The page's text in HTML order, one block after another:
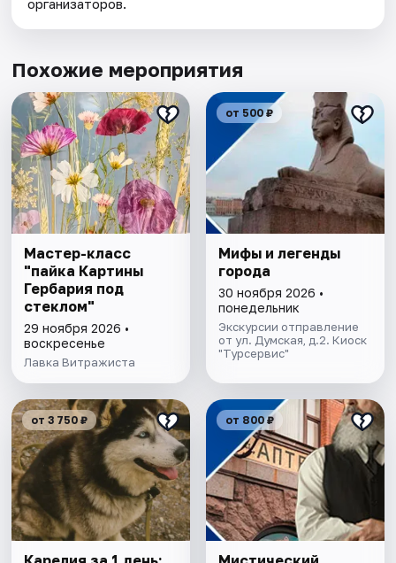
организаторов.
Похожие мероприятия
Мастер-класс
"пайка Картины
Гербария под
стеклом"
29 ноября 2026 •
воскресенье
Лавка Витражиста
от 500 ₽
Мифы и легенды
города
30 ноября 2026 •
понедельник
Экскурсии отправление
от ул. Думская, д.2. Киоск
"Турсервис"
от 3 750 ₽ от 800 ₽